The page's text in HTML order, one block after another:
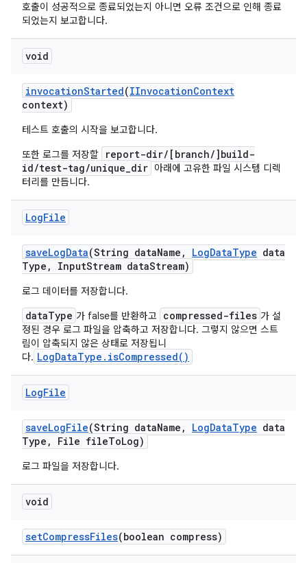
호출이 성공적으로 종료되었는지 아니면 오류 조건으로 인해 종료
되었는지 보고합니다.
void
invocationStarted(IInvocationContext
context)
테스트 호출의 시작을 보고합니다.
또한 로그를 저장할
report-dir/[branch/]build-
id/test-tag/unique_dir 아래에 고유한 파일 시스템 디렉
터리를 만듭니다.
LogFile
saveLogData(String dataName , LogDataType data
Type , InputStream dataStream)
로그 데이터를 저장합니다.
dataType 가 false를 반환하고 compressed-files 가 설
정된 경우 로그 파일을 압축하고 저장합니다. 그렇지 않으면 스트
림이 압축되지 않은 상태로 저장됩니
다. LogDataType.isCompressed()
LogFile
saveLogFile(String dataName , LogDataType data
Type , File fileToLog)
로그 파일을 저장합니다.
void
setCompressFiles(boolean compress)